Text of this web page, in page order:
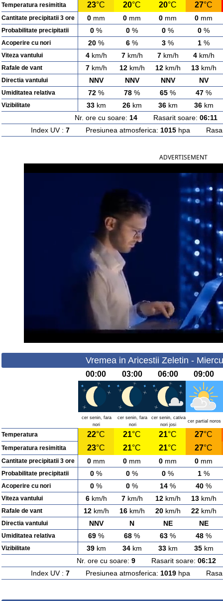
Temperatura resimitita 23°C 20°C 20°C 27°C
Cantitate precipitatii 3 ore 0 mm 0 mm 0 mm 0 mm
Probabilitate precipitatii 0 % 0 % 0 % 0 %
Acoperire cu nori 20 % 6 % 3 % 1 %
Viteza vantului 4km/h 7km/h 7km/h 4km/h
Rafale de vant 7km/h 12km/h 12km/h 13km/h
Directia vantului NNV NNV NNV NV
Umiditatea relativa 72 % 78 % 65 % 47 %
Vizibilitate 33km 26km 36km 36km
Nr. ore cu soare: 14 Rasarit soare: 06:11
Index UV : 7Presiunea atmosferica: 1015hpa
ADVERTISEMENT
Vremea in Aricestii Zeletin -
00:00 03:00 06:00 09:00
cer senin, fara
nori
cer senin, fara
nori
cer senin, cativa
nori josi
cer partial noros
Temperatura 22°C 21°C 21°C 27°C
Temperatura resimitita 23°C 21°C 21°C 27°C
Cantitate precipitatii 3 ore 0 mm 0 mm 0 mm 0 mm
Probabilitate precipitatii 0 % 0 % 0 % 1 %
Acoperire cu nori 0 % 0 % 14 % 40 %
Viteza vantului 6km/h 7km/h 12km/h 13km/h
Rafale de vant 12km/h 16km/h 20km/h 22km/h
Directia vantului NNV N NE NE
Umiditatea relativa 69 % 68 % 63 % 48 %
Vizibilitate 39km 34km 33km 35km
Nr. ore cu soare: 9Rasarit soare: 06:12
Index UV : 7Presiunea atmosferica: 1019hpa